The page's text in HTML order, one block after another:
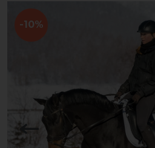
-10%